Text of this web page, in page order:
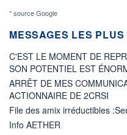
* source Google
MESSAGES LES
C'EST LE MOMENT DE
SON POTENTIEL EST
ARRÊT DE MES
ACTIONNAIRE DE 2CRSI
File des amix irréductibles
Info AETHER